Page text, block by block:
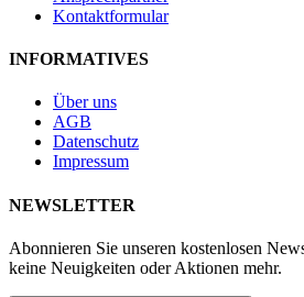
Kontaktformular
INFORMATIVES
Über uns
AGB
Datenschutz
Impressum
NEWSLETTER
Abonnieren Sie unseren kostenlosen
keine Neuigkeiten oder Aktionen mehr.